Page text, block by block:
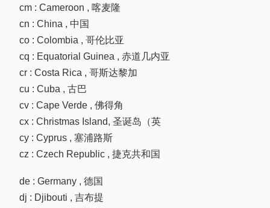
cm : Cameroon , 喀麦隆
cn : China , 中国
co : Colombia , 哥伦比亚
cq : Equatorial Guinea , 赤道几内亚
cr : Costa Rica , 哥斯达黎加
cu : Cuba , 古巴
cv : Cape Verde , 佛得角
cx : Christmas Island, 圣诞岛（英
cy : Cyprus , 塞浦路斯
cz : Czech Republic , 捷克共和国
de : Germany , 德国
dj : Djibouti , 吉布提